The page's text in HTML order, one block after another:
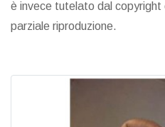
è invece tutelato dal
parziale riproduzione.